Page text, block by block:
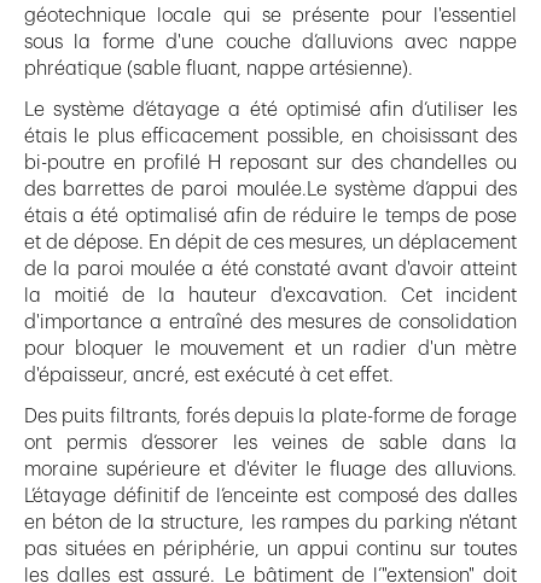
géotechnique locale qui se présente pour l'essentiel
sous la forme d'une couche d’alluvions avec nappe
phréatique (sable fluant, nappe artésienne).
Le système d’étayage a été optimisé afin d’utiliser les
étais le plus efficacement possible, en choisissant des
bi-poutre en profilé H reposant sur des chandelles ou
des barrettes de paroi moulée.Le système d’appui des
étais a été optimalisé afin de réduire le temps de pose
et de dépose. En dépit de ces mesures, un déplacement
de la paroi moulée a été constaté avant d'avoir atteint
la moitié de la hauteur d'excavation. Cet incident
d'importance a entraîné des mesures de consolidation
pour bloquer le mouvement et un radier d'un mètre
d'épaisseur, ancré, est exécuté à cet effet.
Des puits filtrants, forés depuis la plate-forme de forage
ont permis d’essorer les veines de sable dans la
moraine supérieure et d'éviter le fluage des alluvions.
L’étayage définitif de l’enceinte est composé des dalles
en béton de la structure, les rampes du parking n'étant
pas situées en périphérie, un appui continu sur toutes
les dalles est assuré. Le bâtiment de l’"extension" doit